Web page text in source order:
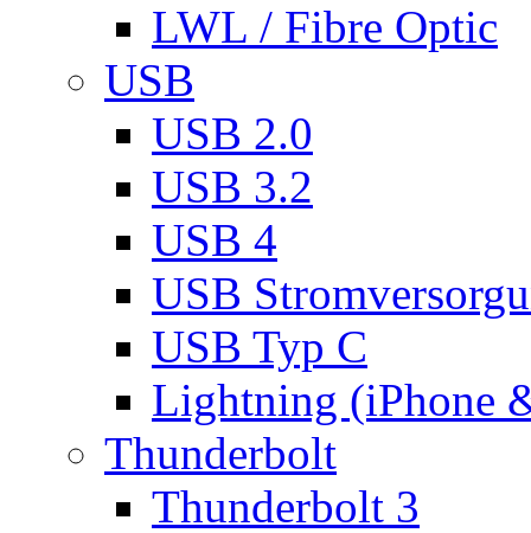
LWL / Fibre Optic
USB
USB 2.0
USB 3.2
USB 4
USB
USB Typ C
Lightning (iPhone
Thunderbolt
Thunderbolt 3